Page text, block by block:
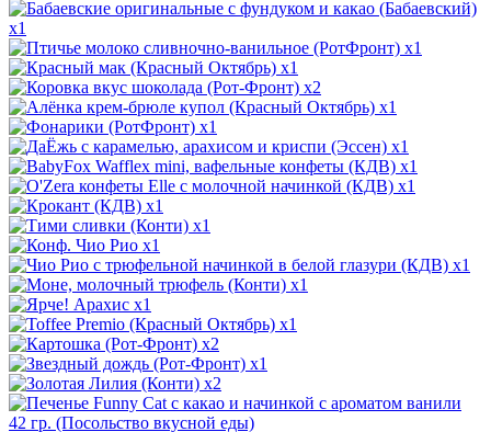
x1
x1
x1
x2
x1
x1
x1
x1
x1
x1
x1
x1
x1
x1
x1
x1
x2
x1
x2